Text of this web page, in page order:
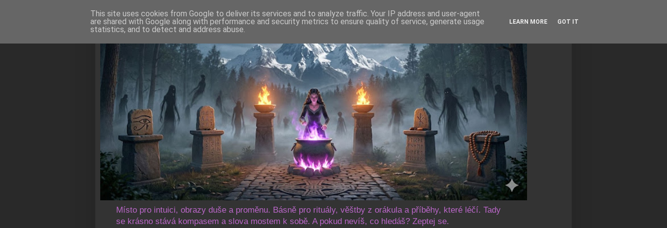
Místo pro intuici, obrazy duše a proměnu. Básně pro rituály, věštby z orákula a příběhy, které léčí. Tady
se krásno stává kompasem a slova mostem k sobě. A pokud nevíš, co hledáš? Zeptej se.
This site uses cookies from Google to deliver its services and to analyze traffic. Your IP address and user-agent
are shared with Google along with performance and security metrics to ensure quality of service, generate usage
statistics, and to detect and address abuse.
LEARN MORE GOT IT